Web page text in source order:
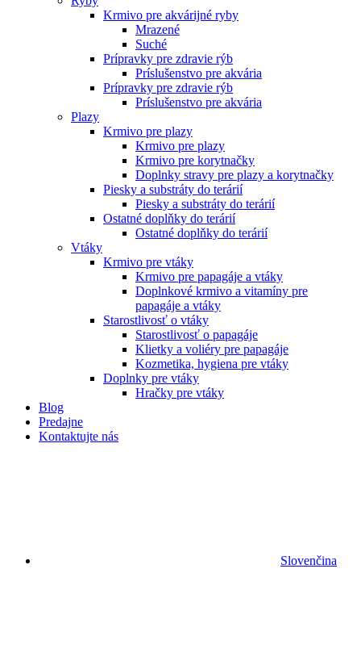
Krmivo pre akvárijné ryby
Mrazené
Suché
Prípravky pre zdravie rýb
Príslušenstvo pre akvária
Prípravky pre zdravie rýb
Príslušenstvo pre akvária
Plazy
Krmivo pre plazy
Krmivo pre plazy
Krmivo pre korytnačky
Doplnky stravy pre plazy a korytnačky
Piesky a substráty do terárií
Piesky a substráty do terárií
Ostatné doplňky do terárií
Ostatné doplňky do terárií
Vtáky
Krmivo pre vtáky
Krmivo pre papagáje a vtáky
Doplnkové krmivo a vitamíny pre
papagáje a vtáky
Starostlivosť o vtáky
Starostlivosť o papagáje
Klietky a voliéry pre papagáje
Kozmetika, hygiena pre vtáky
Doplnky pre vtáky
Hračky pre vtáky
Blog
Predajne
Kontaktujte nás
Slovenčina